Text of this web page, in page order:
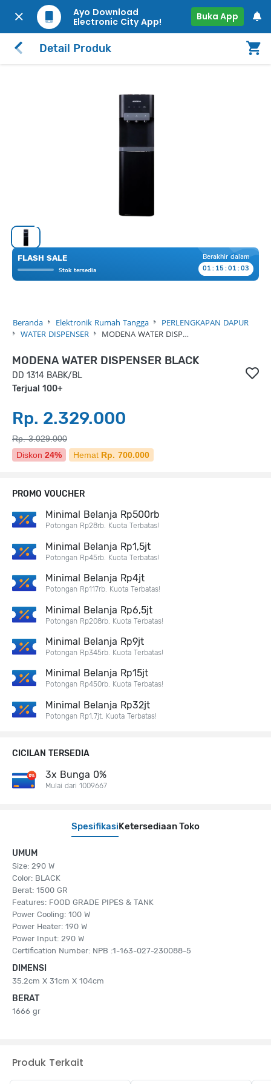
Ayo Download
Electronic City App!
Buka App
Detail Produk
Beranda Elektronik Rumah Tangga
PERLENGKAPAN DAPUR
WATER DISPENSER
MODENA WATER DISP…
FLASH SALE
Stok tersedia
Berakhir dalam
01 : 15:01 :03
MODENA WATER DISPENSER BLACK
DD 1314 BABK/BL
Terjual 100+
Rp. 2.329.000
Rp. 3.029.000
Diskon 24% Hemat Rp. 700.000
SpesifikasiKetersediaan Toko
UMUM
Size: 290 W
Color: BLACK
Berat: 1500 GR
Features: FOOD GRADE PIPES & TANK
Power Cooling: 100 W
Power Heater: 190 W
Power Input: 290 W
Certification Number: NPB :1-163-027-230088-5
DIMENSI
35.2cm X 31cm X 104cm
BERAT
1666 gr
PROMO VOUCHER
Minimal Belanja Rp500rb
Potongan Rp28rb. Kuota Terbatas!
Minimal Belanja Rp1,5jt
Potongan Rp45rb. Kuota Terbatas!
Minimal Belanja Rp4jt
Potongan Rp117rb. Kuota Terbatas!
Minimal Belanja Rp6,5jt
Potongan Rp208rb. Kuota Terbatas!
Minimal Belanja Rp9jt
Potongan Rp345rb. Kuota Terbatas!
Minimal Belanja Rp15jt
Potongan Rp450rb. Kuota Terbatas!
Minimal Belanja Rp32jt
Potongan Rp1,7jt. Kuota Terbatas!
CICILAN TERSEDIA
3x Bunga 0%
Mulai dari 1009667
Produk Terkait